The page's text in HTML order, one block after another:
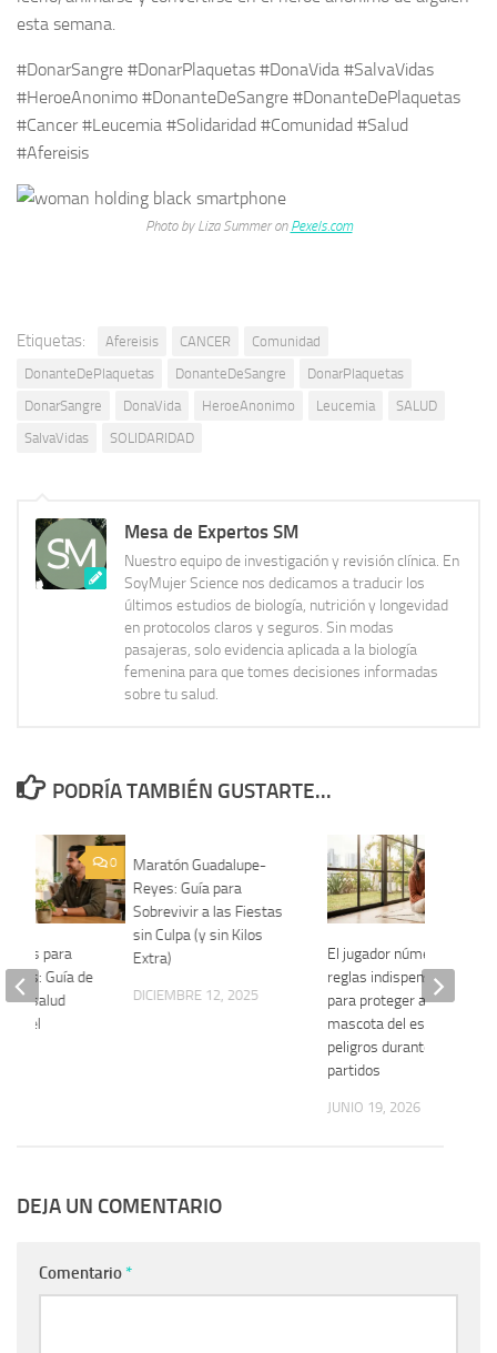
esta semana.
#DonarSangre #DonarPlaquetas #DonaVida #SalvaVidas
#HeroeAnonimo #DonanteDeSangre #DonanteDePlaquetas
#Cancer #Leucemia #Solidaridad #Comunidad #Salud
#Afereisis
Photo by Liza Summer on Pexels.com
Etiquetas: Afereisis CANCER
Comunidad
DonanteDePlaquetas
DonanteDeSangre
DonarPlaquetas
DonarSangre
DonaVida HeroeAnonimo Leucemia
SALUD
SalvaVidas
SOLIDARIDAD
Mesa de Expertos SM
Nuestro equipo de investigación y revisión clínica. En
SoyMujer Science nos dedicamos a traducir los
últimos estudios de biología, nutrición y longevidad
en protocolos claros y seguros. Sin modas
pasajeras, solo evidencia aplicada a la biología
femenina para que tomes decisiones informadas
sobre tu salud.
PODRÍA TAMBIÉN GUSTARTE...
Maratón Guadalupe-
Reyes: Guía para
Sobrevivir a las Fiestas
sin Culpa (y sin Kilos
Extra)
DICIEMBRE 12, 2025
El jugador número 12: 4
reglas indispensables
para proteger a tu
mascota del estrés y los
peligros durante los
partidos
JUNIO 19, 2026
0
para
Guía de
y salud
del
DEJA UN COMENTARIO
Comentario *